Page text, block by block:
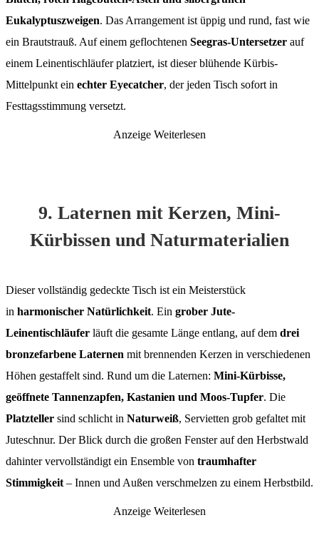
Eukalyptuszweigen. Das Arrangement ist üppig und rund, fast wie
ein Brautstrauß. Auf einem geflochtenen Seegras-Untersetzer auf
einem Leinentischläufer platziert, ist dieser blühende Kürbis-
Mittelpunkt ein echter Eyecatcher, der jeden Tisch sofort in
Festtagsstimmung versetzt.
Anzeige Weiterlesen
9. Laternen mit Kerzen, Mini-
Kürbissen und Naturmaterialien
Dieser vollständig gedeckte Tisch ist ein Meisterstück
in harmonischer Natürlichkeit. Ein grober Jute-
Leinentischläufer läuft die gesamte Länge entlang, auf dem drei
bronzefarbene Laternen mit brennenden Kerzen in verschiedenen
Höhen gestaffelt sind. Rund um die Laternen: Mini-Kürbisse,
geöffnete Tannenzapfen, Kastanien und Moos-Tupfer. Die
Platzteller sind schlicht in Naturweiß, Servietten grob gefaltet mit
Juteschnur. Der Blick durch die großen Fenster auf den Herbstwald
dahinter vervollständigt ein Ensemble von traumhafter
Stimmigkeit – Innen und Außen verschmelzen zu einem Herbstbild.
Anzeige Weiterlesen